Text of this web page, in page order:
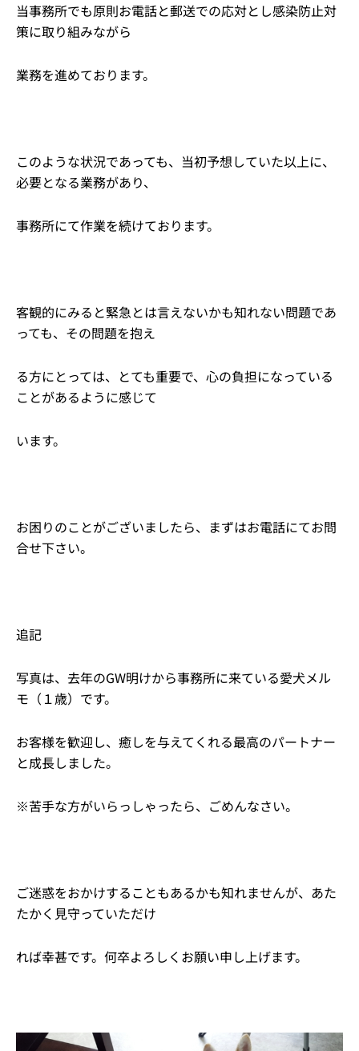
当事務所でも原則お電話と郵送での応対とし感染防止対
策に取り組みながら
業務を進めております。
このような状況であっても、当初予想していた以上に、
必要となる業務があり、
事務所にて作業を続けております。
客観的にみると緊急とは言えないかも知れない問題であ
っても、その問題を抱え
る方にとっては、とても重要で、心の負担になっている
ことがあるように感じて
います。
お困りのことがございましたら、まずはお電話にてお問
合せ下さい。
追記
写真は、去年のGW明けから事務所に来ている愛犬メル
モ（１歳）です。
お客様を歓迎し、癒しを与えてくれる最高のパートナー
と成長しました。
※苦手な方がいらっしゃったら、ごめんなさい。
ご迷惑をおかけすることもあるかも知れませんが、あた
たかく見守っていただけ
れば幸甚です。何卒よろしくお願い申し上げます。